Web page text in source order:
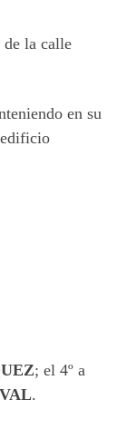
de la calle
en su
edificio
; el 4º a
.